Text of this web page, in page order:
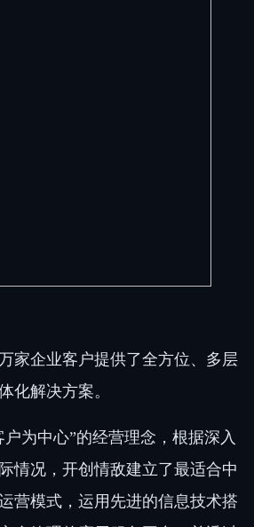
家企业客户提供了全方位、多层
化解决方案。
为中心”的经营理念，根据深入
情况，开创情敌建立了最适合中
营模式，运用先进的信息技术搭